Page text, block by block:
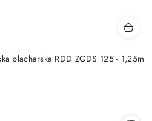
blacharska RDD ZGDS 125 - 1,25m